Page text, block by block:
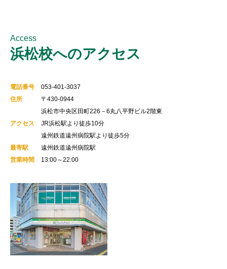
Access
浜松校へのアクセス
電話番号
053-401-3037
住所
〒430-0944
浜松市中央区田町226－6丸八平野ビル2階東
アクセス
JR浜松駅より徒歩10分
遠州鉄道遠州病院駅より徒歩5分
最寄駅
遠州鉄道遠州病院駅
営業時間
13:00～22:00